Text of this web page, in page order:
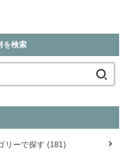
を検索
索:
リーで探す (181)